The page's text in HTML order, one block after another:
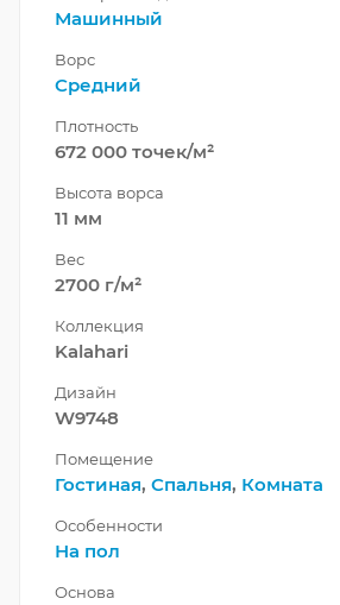
Машинный
Ворс
Средний
Плотность
672 000 точек/м²
Высота ворса
11 мм
Вес
2700 г/м²
Коллекция
Kalahari
Дизайн
W9748
Помещение
Гостиная, Спальня, Комната
Особенности
На пол
Основа